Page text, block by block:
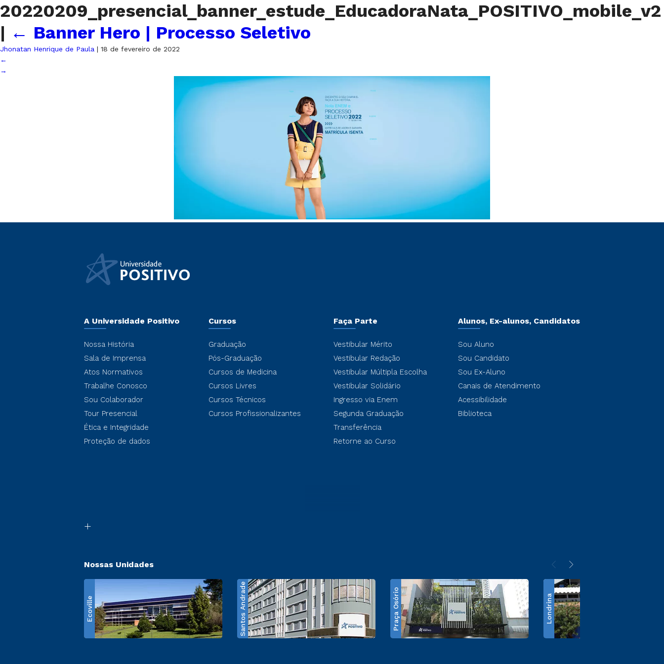
20220209_presencial_banner_estude_EducadoraNata_POSITIVO_mobile_v2
| ← Banner Hero | Processo Seletivo
Jhonatan Henrique de Paula | 18 de fevereiro de 2022
←
→
A Universidade Positivo
Nossa História
Sala de Imprensa
Atos Normativos
Trabalhe Conosco
Sou Colaborador
Tour Presencial
Ética e Integridade
Proteção de dados
Cursos
Graduação
Pós-Graduação
Cursos de Medicina
Cursos Livres
Cursos Técnicos
Cursos Profissionalizantes
Faça Parte
Vestibular Mérito
Vestibular Redação
Vestibular Múltipla Escolha
Vestibular Solidário
Ingresso via Enem
Segunda Graduação
Transferência
Retorne ao Curso
Alunos, Ex-alunos, Candidatos
Sou Aluno
Sou Candidato
Sou Ex-Aluno
Canais de Atendimento
Acessibilidade
Biblioteca
Nossas Unidades
Ecoville Santos Andrade Praça Osório Londrina